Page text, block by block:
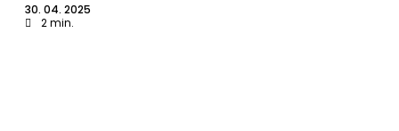
30. 04. 2025
2min.